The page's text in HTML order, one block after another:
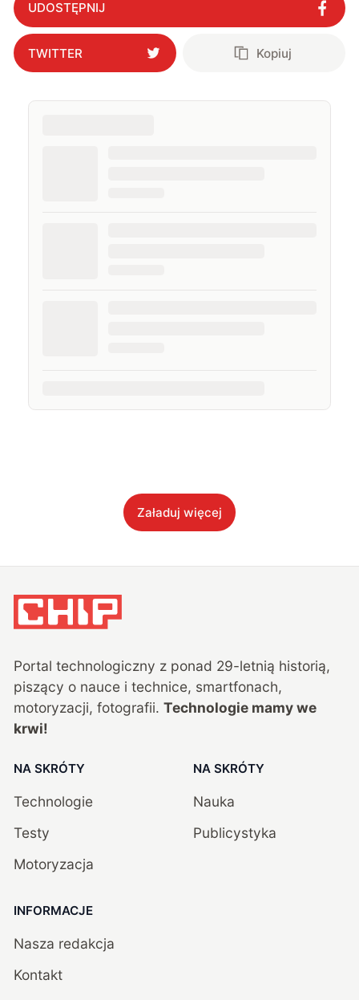
UDOSTĘPNIJ
TWITTER Kopiuj
Załaduj więcej
Portal technologiczny z ponad 29-letnią historią,
piszący o nauce i technice, smartfonach,
motoryzacji, fotografii. Technologie mamy we
krwi!
NA SKRÓTY
Technologie
Testy
Motoryzacja
NA SKRÓTY
Nauka
Publicystyka
INFORMACJE
Nasza redakcja
Kontakt